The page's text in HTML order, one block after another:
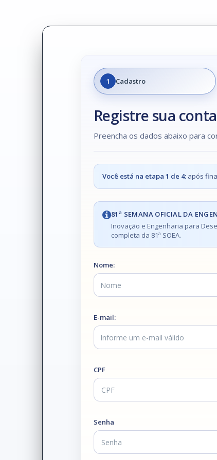
1 Cadastro
Registre sua
Preencha os dados abaixo para
Você está na etapa 1 de 4: após
81ª SEMANA OFICIAL DA
Inovação e Engenharia para
completa da 81ª SOEA.
Nome:
E-mail:
CPF
Senha